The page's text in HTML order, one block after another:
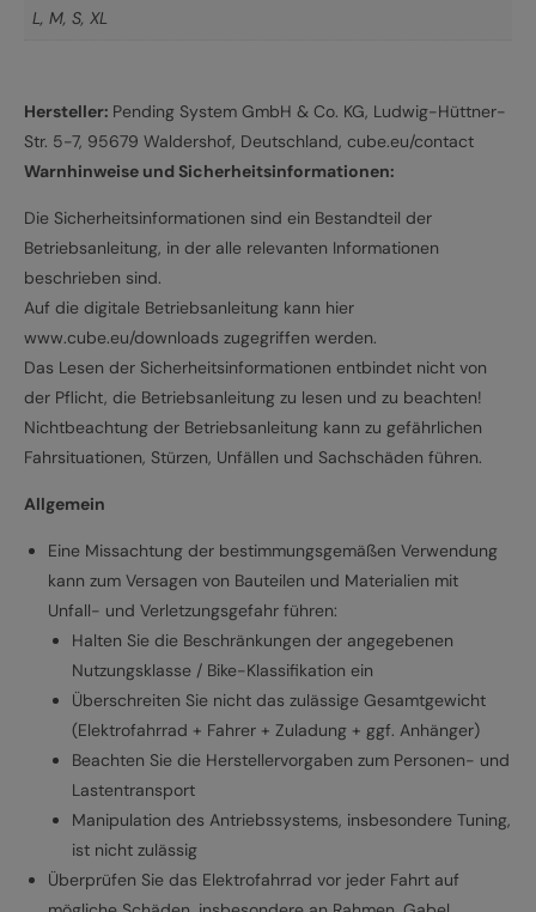
L, M, S, XL
Hersteller: Pending System GmbH & Co. KG, Ludwig-Hüttner-
Str. 5-7, 95679 Waldershof, Deutschland, cube.eu/contact
Warnhinweise und Sicherheitsinformationen:
Die Sicherheitsinformationen sind ein Bestandteil der
Betriebsanleitung, in der alle relevanten Informationen
beschrieben sind.
Auf die digitale Betriebsanleitung kann hier
www.cube.eu/downloads zugegriffen werden.
Das Lesen der Sicherheitsinformationen entbindet nicht von
der Pflicht, die Betriebsanleitung zu lesen und zu beachten!
Nichtbeachtung der Betriebsanleitung kann zu gefährlichen
Fahrsituationen, Stürzen, Unfällen und Sachschäden führen.
Allgemein
Eine Missachtung der bestimmungsgemäßen Verwendung
kann zum Versagen von Bauteilen und Materialien mit
Unfall- und Verletzungsgefahr führen:
Halten Sie die Beschränkungen der angegebenen
Nutzungsklasse / Bike-Klassifikation ein
Überschreiten Sie nicht das zulässige Gesamtgewicht
(Elektrofahrrad + Fahrer + Zuladung + ggf. Anhänger)
Beachten Sie die Herstellervorgaben zum Personen- und
Lastentransport
Manipulation des Antriebssystems, insbesondere Tuning,
ist nicht zulässig
Überprüfen Sie das Elektrofahrrad vor jeder Fahrt auf